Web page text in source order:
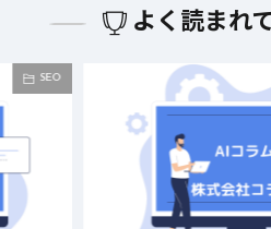
よく読まれ
SEO